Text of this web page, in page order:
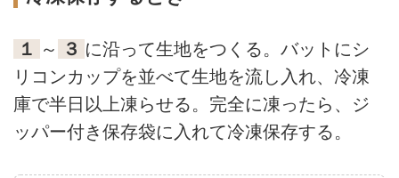
１ ～ ３ に沿って生地をつくる。バットにシ
リコンカップを並べて生地を流し入れ、冷凍
庫で半日以上凍らせる。完全に凍ったら、ジ
ッパー付き保存袋に入れて冷凍保存する。